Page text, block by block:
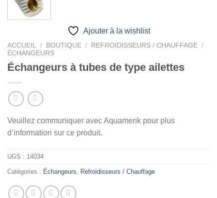
Ajouter à la wishlist
ACCUEIL / BOUTIQUE / REFROIDISSEURS / CHAUFFAGE /
ÉCHANGEURS
Échangeurs à tubes de type ailettes
Veuillez communiquer avec Aquamerik pour plus
d’information sur ce produit.
UGS : 14034
Catégories : Échangeurs Refroidisseurs / Chauffage